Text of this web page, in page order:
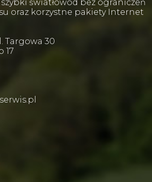
światłowód bez ograniczeń
oraz korzystne pakiety Internet
Targowa 30
17